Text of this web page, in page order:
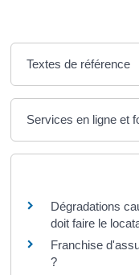
Textes de référence
Services en ligne et
Dégradations
doit faire le
Franchise
?